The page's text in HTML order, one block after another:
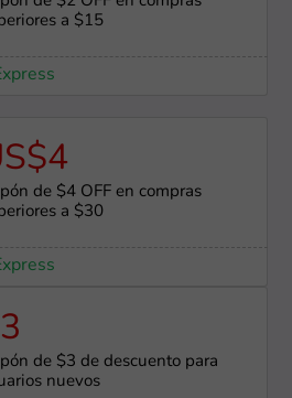
a $15
de $4 OFF en compras
a $30
de $3 de descuento para
nuevos